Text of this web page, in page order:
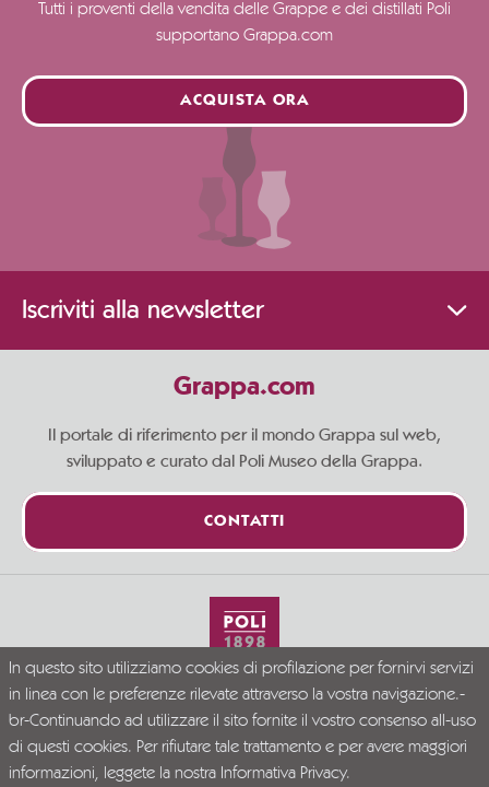
Tutti i proventi della vendita delle Grappe e dei distillati Poli
supportano Grappa.com
ACQUISTA ORA
Iscriviti alla newsletter
Grappa.com
Il portale di riferimento per il mondo Grappa sul web,
sviluppato e curato dal Poli Museo della Grappa.
CONTATTI
Vivi la Grappa responsabilmente
Disclaimer
In questo sito utilizziamo cookies di profilazione per fornirvi servizi
in linea con le preferenze rilevate attraverso la vostra navigazione.-
br-Continuando ad utilizzare il sito fornite il vostro consenso all-uso
di questi cookies. Per rifiutare tale trattamento e per avere maggiori
informazioni, leggete la nostra Informativa Privacy.